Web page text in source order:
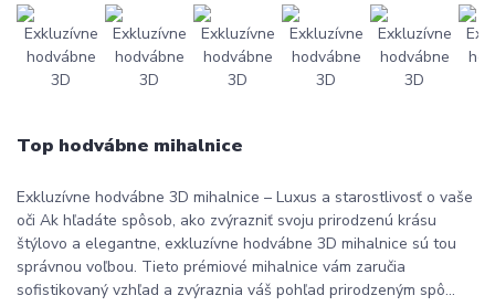
Top hodvábne mihalnice
Exkluzívne hodvábne 3D mihalnice – Luxus a starostlivosť o vaše
oči Ak hľadáte spôsob, ako zvýrazniť svoju prirodzenú krásu
štýlovo a elegantne, exkluzívne hodvábne 3D mihalnice sú tou
správnou voľbou. Tieto prémiové mihalnice vám zaručia
sofistikovaný vzhľad a zvýraznia váš pohľad prirodzeným spô...